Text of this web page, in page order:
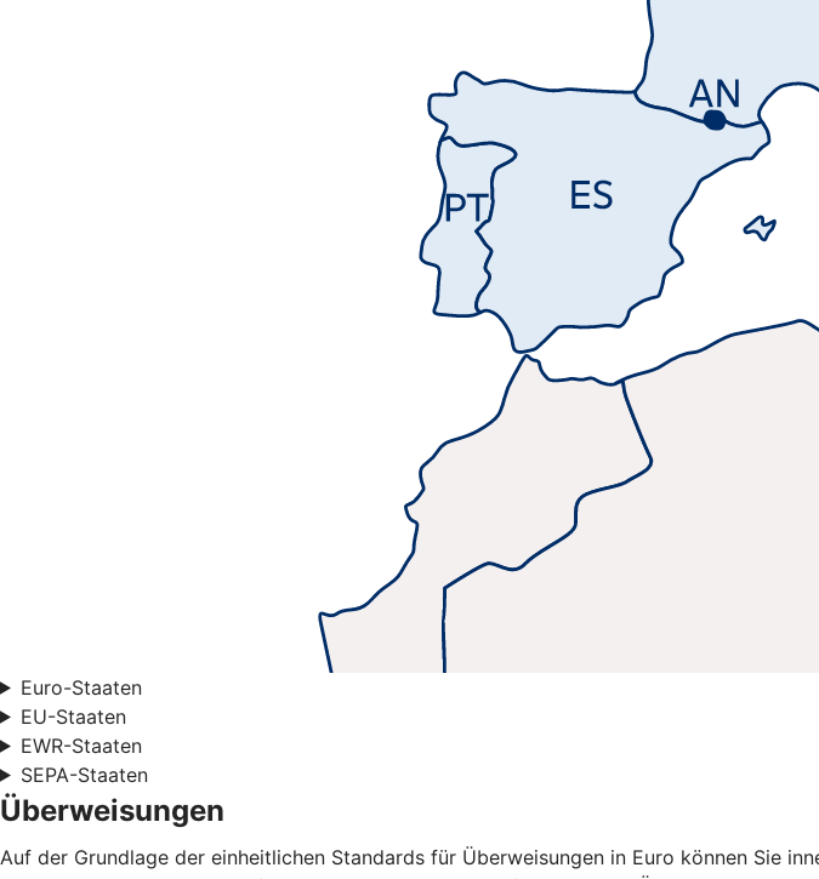
Euro-Staaten
EU-Staaten
EWR-Staaten
SEPA-Staaten
Überweisungen
Auf der Grundlage der einheitlichen Standards für Überweisungen in Euro können Sie